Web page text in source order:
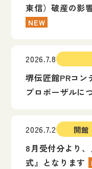
東信）破産の影
NEW
2026.7.8
堺伝匠館PRコン
プロポーザルに
2026.7.2 開館
8月受付分より
式』となります